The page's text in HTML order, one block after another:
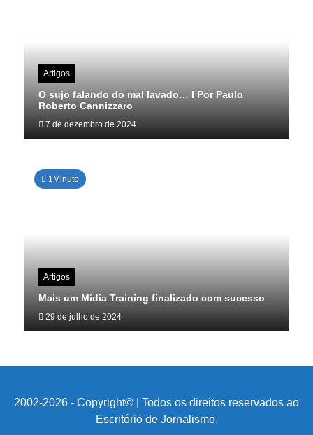
Artigos
O sujo falando do mal lavado… I Por Paulo
Roberto Cannizzaro
7 de dezembro de 2024
1Minuto
Artigos
Mais um Mídia Training finalizado com sucesso
29 de julho de 2024
2002-2026 - Copyright© | Todos os direitos reservados ao
Escritório de Jornalismo.